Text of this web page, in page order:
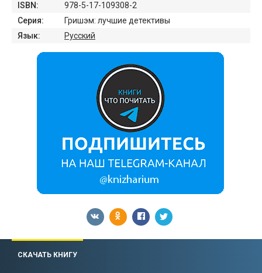
ISBN:
978-5-17-109308-2
Серия:
Гришэм: лучшие детективы
Язык:
Русский
СКАЧАТЬ КНИГУ